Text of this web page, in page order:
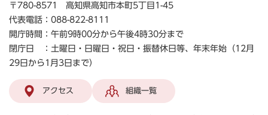
〒780-8571 高知県高知市本町5丁目1-45
代表電話：088-822-8111
開庁時間：午前9時00分から午後4時30分まで
閉庁日 ：土曜日・日曜日・祝日・振替休日等、年末年始（12月
29日から1月3日まで）
アクセス 組織一覧